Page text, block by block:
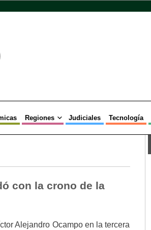
Regiones Judiciales Tecnología
con la crono de la
Alejandro Ocampo en la tercera